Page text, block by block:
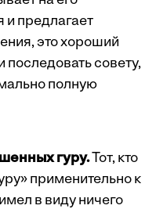
и предлагает
это хороший
совету,
полную
гуру.Тот, кто
применительно к
в виду ничего